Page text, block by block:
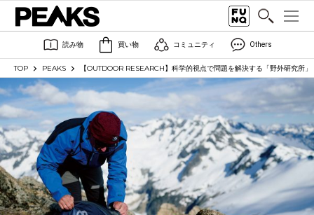
読み物 買い物 コミュニティ Others
TOP PEAKS 【OUTDOOR RESEARCH】科学的視点で問題を解決する「野外研究所」